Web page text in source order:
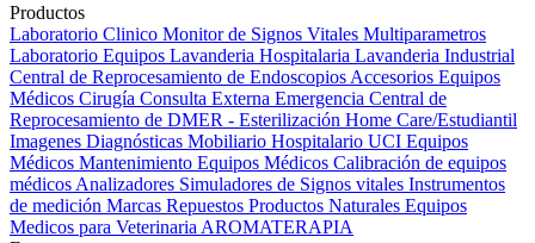
Productos
Laboratorio Clinico Monitor de Signos Vitales Multiparametros
Laboratorio Equipos Lavanderia Hospitalaria Lavanderia Industrial
Central de Reprocesamiento de Endoscopios Accesorios Equipos
Médicos Cirugía Consulta Externa Emergencia Central de
Reprocesamiento de DMER - Esterilización Home Care/Estudiantil
Imagenes Diagnósticas Mobiliario Hospitalario UCI Equipos
Médicos Mantenimiento Equipos Médicos Calibración de equipos
médicos Analizadores Simuladores de Signos vitales Instrumentos
de medición Marcas Repuestos Productos Naturales Equipos
Medicos para Veterinaria AROMATERAPIA